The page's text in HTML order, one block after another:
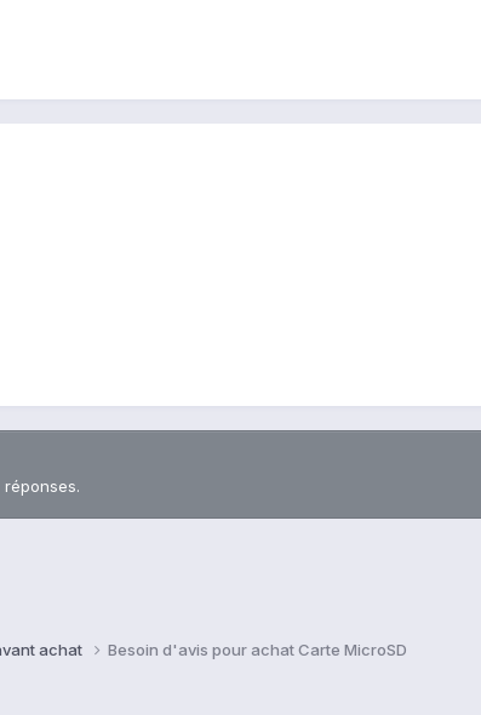
achat Besoin d'avis pour achat Carte MicroSD